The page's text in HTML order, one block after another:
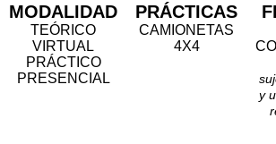
MODALIDAD
TEÓRICO
VIRTUAL
PRÁCTICO
PRESENCIAL
PRÁCTICAS
CAMIONETAS
4X4
y